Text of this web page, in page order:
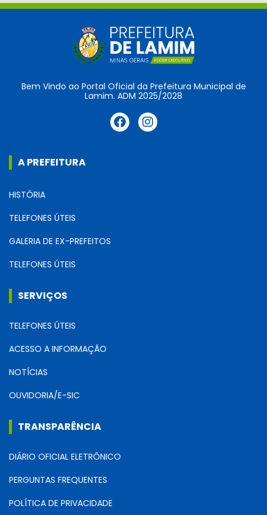
Bem Vindo ao Portal Oficial da Prefeitura Municipal de
Lamim. ADM 2025/2028
A PREFEITURA
HISTÓRIA
TELEFONES ÚTEIS
GALERIA DE EX-PREFEITOS
TELEFONES ÚTEIS
SERVIÇOS
TELEFONES ÚTEIS
ACESSO A INFORMAÇÃO
NOTÍCIAS
OUVIDORIA/E-SIC
TRANSPARÊNCIA
DIÁRIO OFICIAL ELETRÔNICO
PERGUNTAS FREQUENTES
POLÍTICA DE PRIVACIDADE